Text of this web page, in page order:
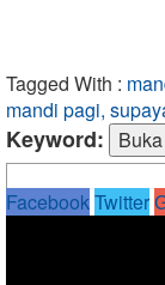
Tagged With :
mandi pagi,
Keyword:
FacebookTwitter